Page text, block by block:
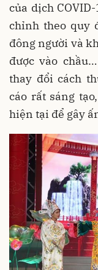
của dịch
chỉnh theo quy
đông người và
được vào
thay đổi cách
cáo rất sáng
hiện tại để gây